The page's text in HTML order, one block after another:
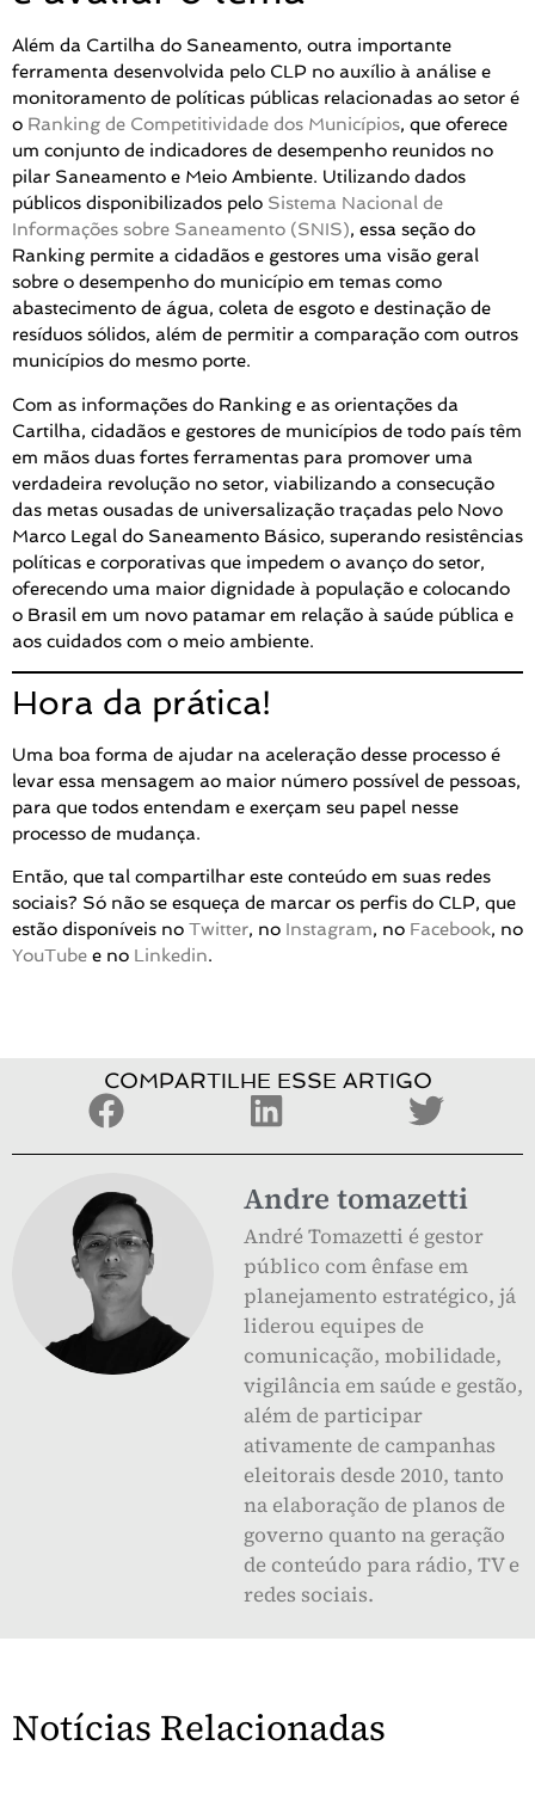
Além da Cartilha do Saneamento, outra importante
ferramenta desenvolvida pelo CLP no auxílio à análise e
monitoramento de políticas públicas relacionadas ao setor é
o Ranking de Competitividade dos Municípios, que oferece
um conjunto de indicadores de desempenho reunidos no
pilar Saneamento e Meio Ambiente. Utilizando dados
públicos disponibilizados pelo Sistema Nacional de
Informações sobre Saneamento (SNIS), essa seção do
Ranking permite a cidadãos e gestores uma visão geral
sobre o desempenho do município em temas como
abastecimento de água, coleta de esgoto e destinação de
resíduos sólidos, além de permitir a comparação com outros
municípios do mesmo porte.
Com as informações do Ranking e as orientações da
Cartilha, cidadãos e gestores de municípios de todo país têm
em mãos duas fortes ferramentas para promover uma
verdadeira revolução no setor, viabilizando a consecução
das metas ousadas de universalização traçadas pelo Novo
Marco Legal do Saneamento Básico, superando resistências
políticas e corporativas que impedem o avanço do setor,
oferecendo uma maior dignidade à população e colocando
o Brasil em um novo patamar em relação à saúde pública e
aos cuidados com o meio ambiente.
Hora da prática!
Uma boa forma de ajudar na aceleração desse processo é
levar essa mensagem ao maior número possível de pessoas,
para que todos entendam e exerçam seu papel nesse
processo de mudança.
Então, que tal compartilhar este conteúdo em suas redes
sociais? Só não se esqueça de marcar os perfis do CLP, que
estão disponíveis no Twitter, no Instagram, no Facebook, no
YouTube e no Linkedin.
COMPARTILHE ESSE ARTIGO
Andre tomazetti
André Tomazetti é gestor
público com ênfase em
planejamento estratégico, já
liderou equipes de
comunicação, mobilidade,
vigilância em saúde e gestão,
além de participar
ativamente de campanhas
eleitorais desde 2010, tanto
na elaboração de planos de
governo quanto na geração
de conteúdo para rádio, TV e
redes sociais.
Notícias Relacionadas